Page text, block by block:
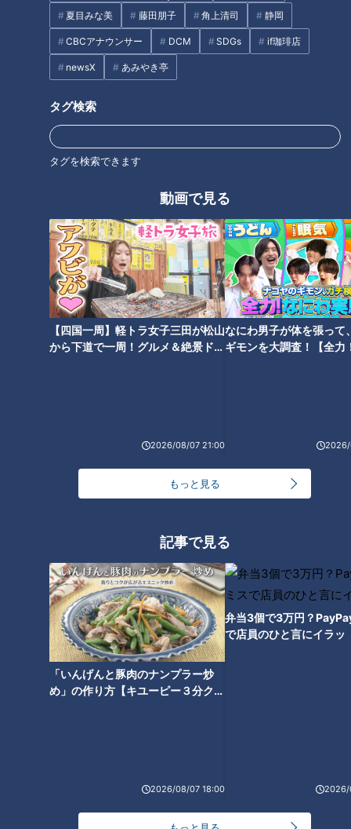
夏目みな美 藤田朋子 角上清司 静岡
CBCアナウンサー DCM SDGs if珈琲店
newsX あみやき亭
タグ検索
タグを検索できます
動画で見る
【四国一周】軽トラ女子三田が松山
から下道で一周！グルメ＆絶景ドラ
2026/08/07 21:00
なにわ男子が体を張って
ギモンを大調査！【全力
2026/
もっと見る
記事で見る
「いんげんと豚肉のナンプラー炒
め」の作り方【キユーピー３分クッ
2026/08/07 18:00
弁当3個で3万円？
で店員のひと言にイラッ
2026/
食べなきゃ損する！愛されフード
身近な生活情報から芸能、どこよりも詳しい天気情報などなど、東
海3県にとことん寄り添う新しい報道・情報番組。毎週月～金曜 午
後3:49～5:50放送（金曜は午後4:50～5:50放送）。
オススメ関連コンテンツ
愛知・稲沢市＆安城市の食べな
愛知・名古屋市中川区の食べな
愛知・名古屋市中区の食べなき
し』をいただきます！【愛され
豊田・足助町の食べなきゃ損す
の五平餅』をいただきます！
【愛されフード】
食べなきゃ損する！『新城のひ
つまぶし』をいただきます！
【愛されフード】